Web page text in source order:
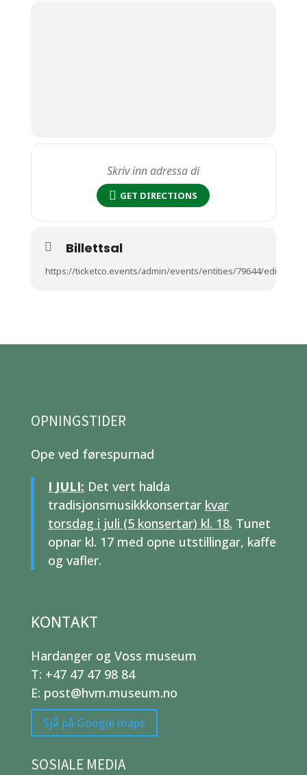
GET DIRECTIONS
Billettsal
https://ticketco.events/admin/events/entities/79644/edit
OPNINGSTIDER
Ope ved førespurnad
I JULI: Det vert halda
tradisjonsmusikkkonsertar kvar
torsdag i juli (5 konsertar) kl. 18. Tunet
opnar kl. 17 med opne utstillingar, kaffe
og vafler.
KONTAKT
Hardanger og Voss museum
T: +47 47 47 98 84
E: post@hvm.museum.no
Sjå på Google maps
SOSIALE MEDIA